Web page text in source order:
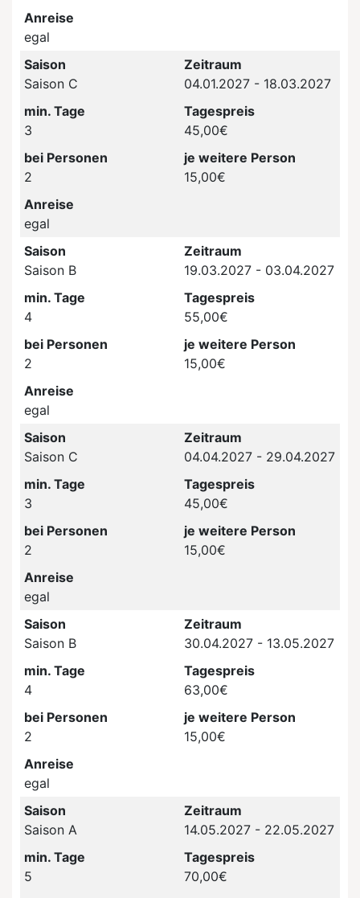
Anreise
egal
Saison
Saison C
Zeitraum
04.01.2027 - 18.03.2027
min. Tage
3
Tagespreis
45,00€
bei Personen
2
je weitere Person
15,00€
Anreise
egal
Saison
Saison B
Zeitraum
19.03.2027 - 03.04.2027
min. Tage
4
Tagespreis
55,00€
bei Personen
2
je weitere Person
15,00€
Anreise
egal
Saison
Saison C
Zeitraum
04.04.2027 - 29.04.2027
min. Tage
3
Tagespreis
45,00€
bei Personen
2
je weitere Person
15,00€
Anreise
egal
Saison
Saison B
Zeitraum
30.04.2027 - 13.05.2027
min. Tage
4
Tagespreis
63,00€
bei Personen
2
je weitere Person
15,00€
Anreise
egal
Saison
Saison A
Zeitraum
14.05.2027 - 22.05.2027
min. Tage
5
Tagespreis
70,00€